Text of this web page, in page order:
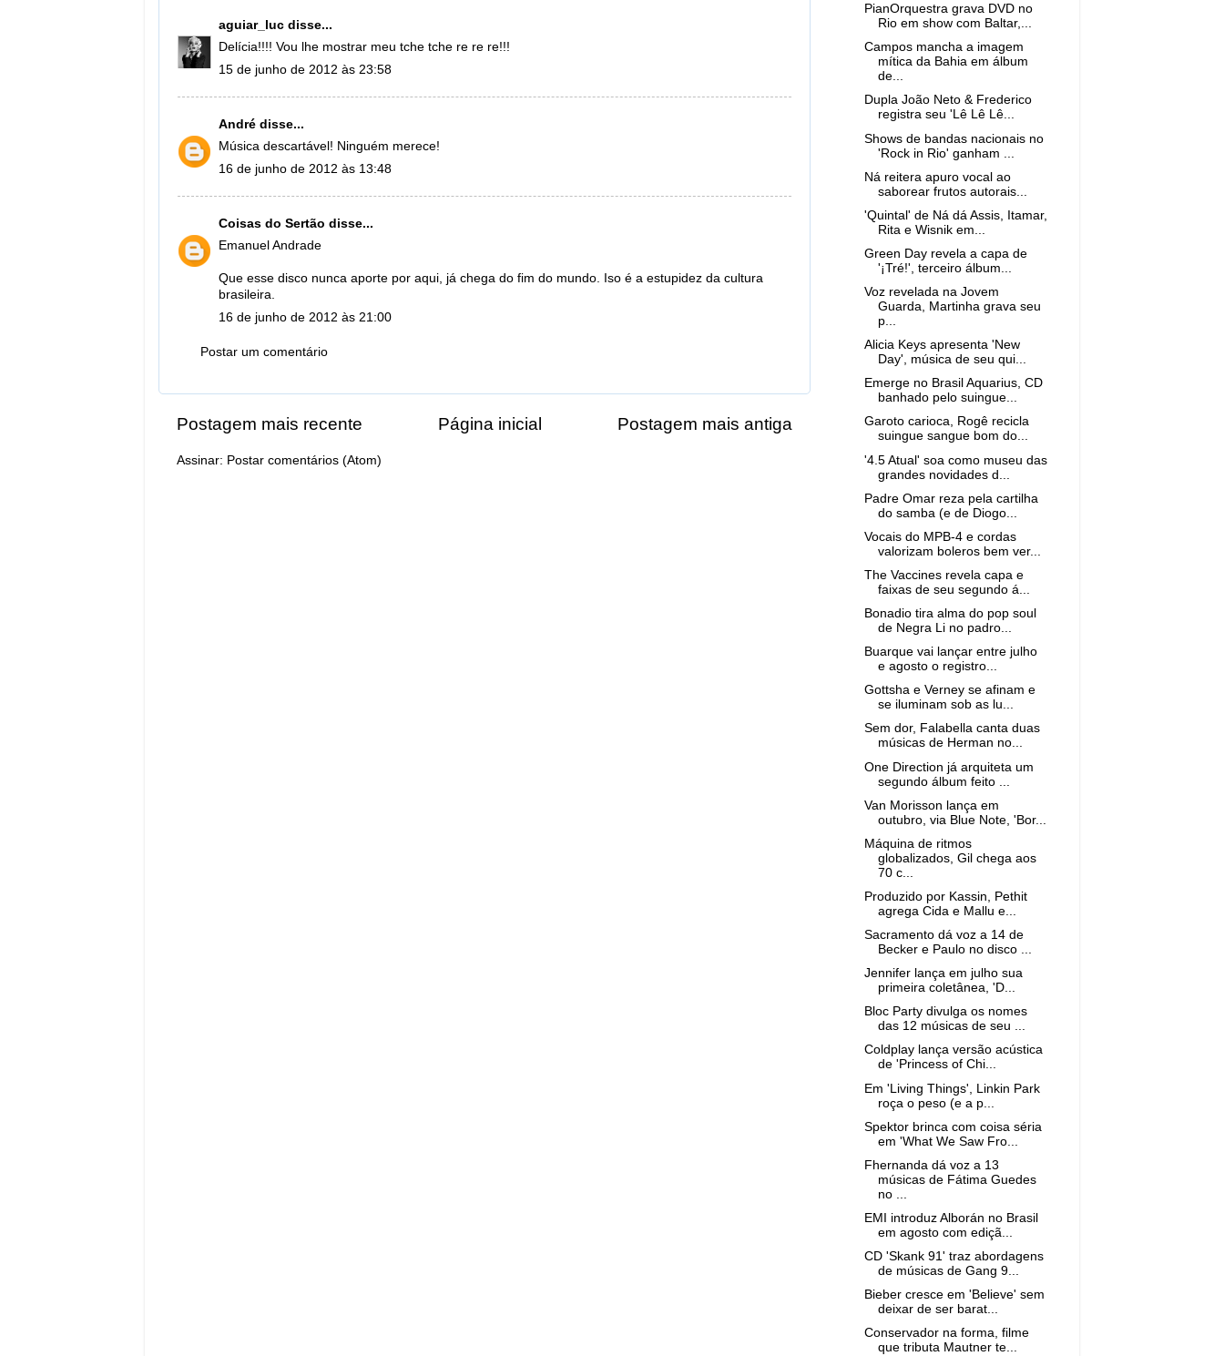
aguiar_luc disse...
Delícia!!!! Vou lhe mostrar meu tche tche re re re!!!
15 de junho de 2012 às 23:58
André disse...
Música descartável! Ninguém merece!
16 de junho de 2012 às 13:48
Coisas do Sertão disse...
Emanuel Andrade
Que esse disco nunca aporte por aqui, já chega do fim do mundo. Iso é a estupidez da cultura
brasileira.
16 de junho de 2012 às 21:00
Postar um comentário
Postagem mais recente Postagem mais antiga
Página inicial
Assinar: Postar comentários (Atom)
PianOrquestra grava DVD no
Rio em show com Baltar,...
Campos mancha a imagem
mítica da Bahia em álbum
de...
Dupla João Neto & Frederico
registra seu 'Lê Lê Lê...
Shows de bandas nacionais no
'Rock in Rio' ganham ...
Ná reitera apuro vocal ao
saborear frutos autorais...
'Quintal' de Ná dá Assis, Itamar,
Rita e Wisnik em...
Green Day revela a capa de
'¡Tré!', terceiro álbum...
Voz revelada na Jovem
Guarda, Martinha grava seu
p...
Alicia Keys apresenta 'New
Day', música de seu qui...
Emerge no Brasil Aquarius, CD
banhado pelo suingue...
Garoto carioca, Rogê recicla
suingue sangue bom do...
'4.5 Atual' soa como museu das
grandes novidades d...
Padre Omar reza pela cartilha
do samba (e de Diogo...
Vocais do MPB-4 e cordas
valorizam boleros bem ver...
The Vaccines revela capa e
faixas de seu segundo á...
Bonadio tira alma do pop soul
de Negra Li no padro...
Buarque vai lançar entre julho
e agosto o registro...
Gottsha e Verney se afinam e
se iluminam sob as lu...
Sem dor, Falabella canta duas
músicas de Herman no...
One Direction já arquiteta um
segundo álbum feito ...
Van Morisson lança em
outubro, via Blue Note, 'Bor...
Máquina de ritmos
globalizados, Gil chega aos
70 c...
Produzido por Kassin, Pethit
agrega Cida e Mallu e...
Sacramento dá voz a 14 de
Becker e Paulo no disco ...
Jennifer lança em julho sua
primeira coletânea, 'D...
Bloc Party divulga os nomes
das 12 músicas de seu ...
Coldplay lança versão acústica
de 'Princess of Chi...
Em 'Living Things', Linkin Park
roça o peso (e a p...
Spektor brinca com coisa séria
em 'What We Saw Fro...
Fhernanda dá voz a 13
músicas de Fátima Guedes
no ...
EMI introduz Alborán no Brasil
em agosto com ediçã...
CD 'Skank 91' traz abordagens
de músicas de Gang 9...
Bieber cresce em 'Believe' sem
deixar de ser barat...
Conservador na forma, filme
que tributa Mautner te...